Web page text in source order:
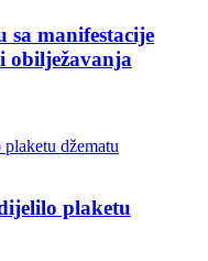
manifestacije
obilježavanja
plaketu